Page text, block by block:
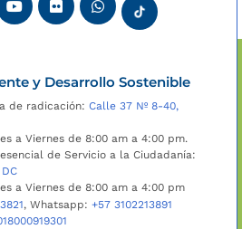
y Desarrollo Sostenible
de radicación: Calle 37 Nº 8-40,
a Viernes de 8:00 am a 4:00 pm.
de Servicio a la Ciudadanía:
a Viernes de 8:00 am a 4:00 pm
, Whatsapp: +57 3102213891